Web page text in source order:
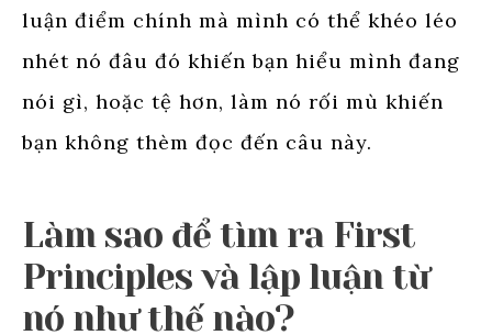
luận điểm chính mà mình có thể khéo léo
nhét nó đâu đó khiến bạn hiểu mình đang
nói gì, hoặc tệ hơn, làm nó rối mù khiến
bạn không thèm đọc đến câu này.
Làm sao để tìm ra First
Principles và lập luận từ
nó như thế nào?